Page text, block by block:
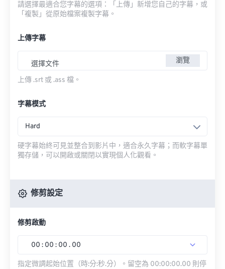
請選擇最適合您字幕的選項：「上傳」新增您自己的字幕，或
「複製」從原始檔案複製字幕。
上傳字幕
選擇文件 瀏覽
上傳 .srt 或 .ass 檔。
字幕模式
Hard
硬字幕始終可見並整合到影片中，適合永久字幕；而軟字幕單
獨存儲，可以開啟或關閉以實現個人化觀看。
修剪設定
修剪啟動
00 : 00 : 00 . 00
指定微調起始位置（時:分:秒.分）。留空為 00:00:00.00 則停